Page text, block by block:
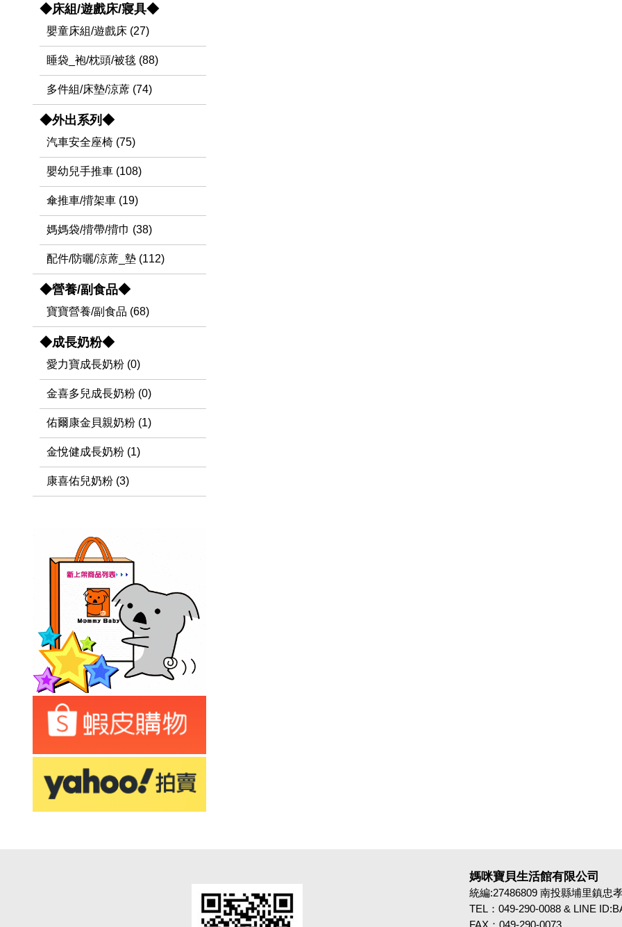
◆床組/遊戲床/寢具◆
嬰童床組/遊戲床 (27)
睡袋_袍/枕頭/被毯 (88)
多件組/床墊/涼蓆 (74)
◆外出系列◆
汽車安全座椅 (75)
嬰幼兒手推車 (108)
傘推車/揹架車 (19)
媽媽袋/揹帶/揹巾 (38)
配件/防曬/涼蓆_墊 (112)
◆營養/副食品◆
寶寶營養/副食品 (68)
◆成長奶粉◆
愛力寶成長奶粉 (0)
金喜多兒成長奶粉 (0)
佑爾康金貝親奶粉 (1)
金悅健成長奶粉 (1)
康喜佑兒奶粉 (3)
媽咪寶貝生活館有限公司
統編:27486809 南投縣埔里鎮忠
TEL：049-290-0088 & LINE
FAX：049-290-0073